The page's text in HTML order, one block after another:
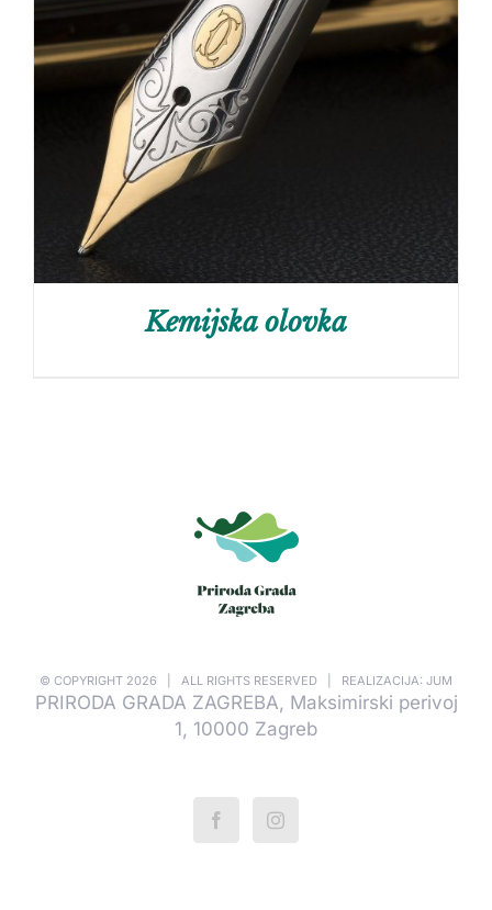
Kemijska olovka
© COPYRIGHT 2026 | ALL RIGHTS RESERVED | REALIZACIJA: JUM
PRIRODA GRADA ZAGREBA, Maksimirski perivoj
1, 10000 Zagreb